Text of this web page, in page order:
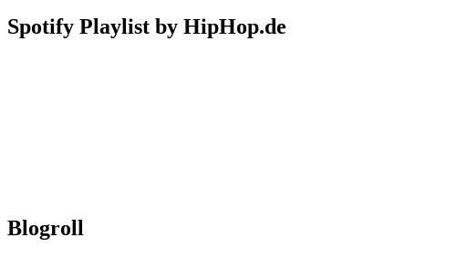
Spotify Playlist by HipHop.de
Blogroll